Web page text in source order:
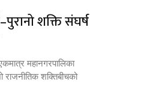
शक्ति संघर्ष
महानगरपालिका
राजनीतिक शक्तिबीचको